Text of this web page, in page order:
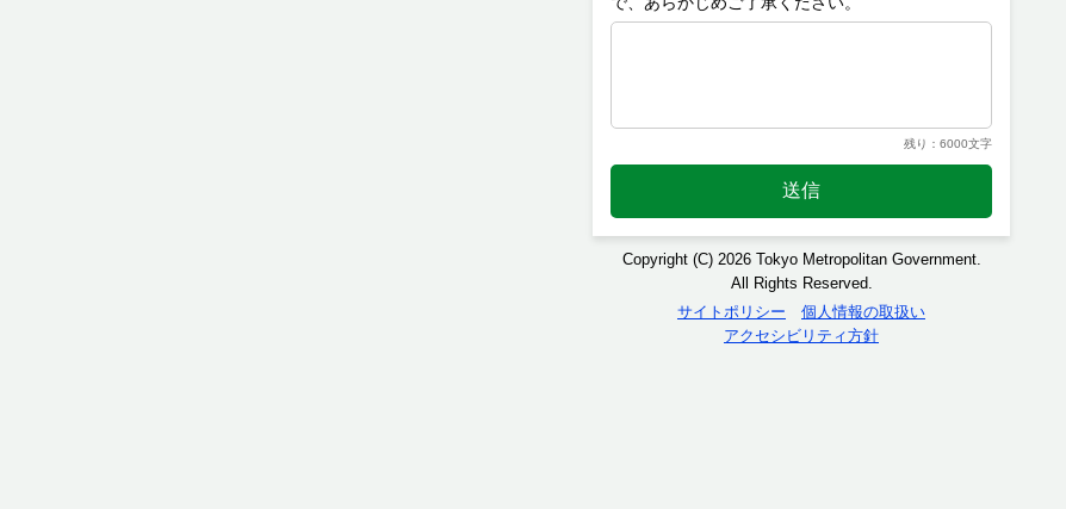
残り：6000文字
送信
Copyright (C) 2026 Tokyo Metropolitan Government.
All Rights Reserved.
サイトポリシー
個人情報の取扱い
アクセシビリティ方針